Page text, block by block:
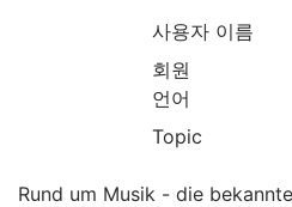
사용자 이름
회원
언어
Topic
Rund um Musik - die